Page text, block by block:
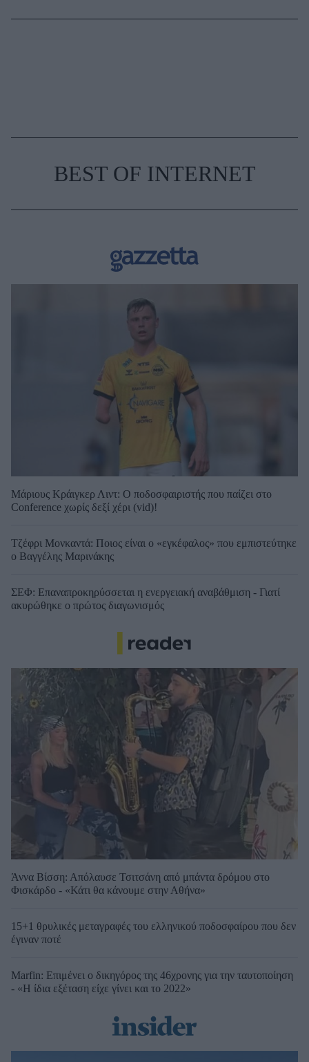
BEST OF INTERNET
Μάριους Κράιγκερ Λιντ: Ο ποδοσφαιριστής που παίζει στο
Conference χωρίς δεξί χέρι (vid)!
Τζέφρι Μονκαντά: Ποιος είναι ο «εγκέφαλος» που εμπιστεύτηκε
ο Βαγγέλης Μαρινάκης
ΣΕΦ: Επαναπροκηρύσσεται η ενεργειακή αναβάθμιση - Γιατί
ακυρώθηκε ο πρώτος διαγωνισμός
Άννα Βίσση: Απόλαυσε Τσιτσάνη από μπάντα δρόμου στο
Φισκάρδο - «Κάτι θα κάνουμε στην Αθήνα»
15+1 θρυλικές μεταγραφές του ελληνικού ποδοσφαίρου που δεν
έγιναν ποτέ
Marfin: Επιμένει ο δικηγόρος της 46χρονης για την ταυτοποίηση
- «Η ίδια εξέταση είχε γίνει και το 2022»